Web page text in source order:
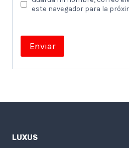
este navegador para la
LUXUS